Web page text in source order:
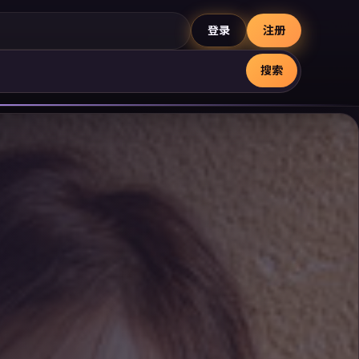
登录 注册
搜索